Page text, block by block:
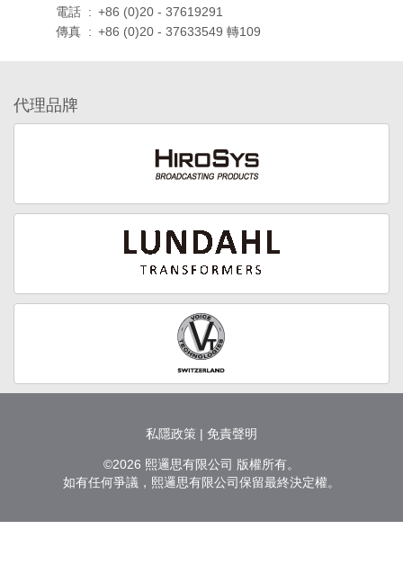
電話 : +86 (0)20 - 37619291
傳真 : +86 (0)20 - 37633549 轉109
代理品牌
私隱政策 | 免責聲明
©2026 熙邏思有限公司 版權所有。
如有任何爭議，熙邏思有限公司保留最終決定權。